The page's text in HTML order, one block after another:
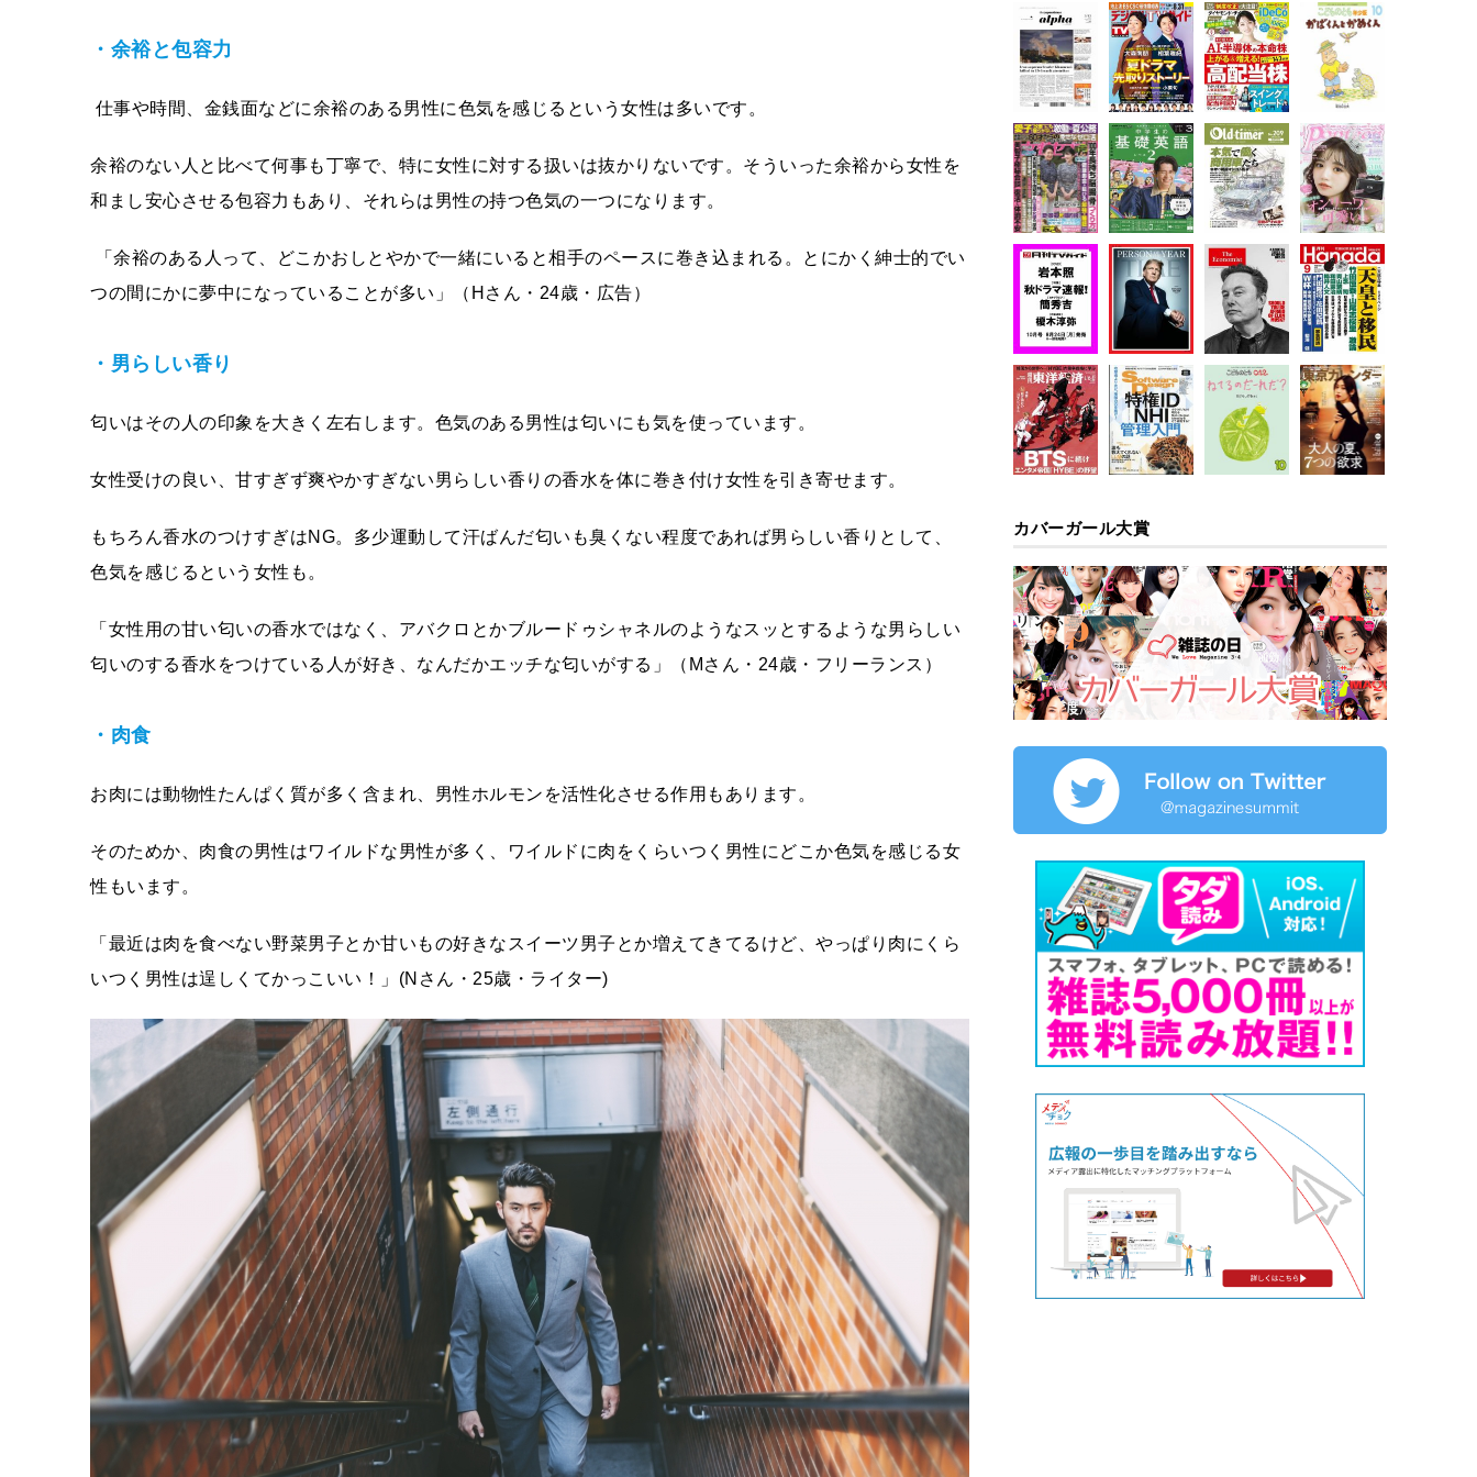
・余裕と包容力
仕事や時間、金銭面などに余裕のある男性に色気を感じるという女性は多いです。
余裕のない人と比べて何事も丁寧で、特に女性に対する扱いは抜かりないです。そういった余裕から女性を
和まし安心させる包容力もあり、それらは男性の持つ色気の一つになります。
「余裕のある人って、どこかおしとやかで一緒にいると相手のペースに巻き込まれる。とにかく紳士的でい
つの間にかに夢中になっていることが多い」（Hさん・24歳・広告）
・男らしい香り
匂いはその人の印象を大きく左右します。色気のある男性は匂いにも気を使っています。
女性受けの良い、甘すぎず爽やかすぎない男らしい香りの香水を体に巻き付け女性を引き寄せます。
もちろん香水のつけすぎはNG。多少運動して汗ばんだ匂いも臭くない程度であれば男らしい香りとして、
色気を感じるという女性も。
「女性用の甘い匂いの香水ではなく、アバクロとかブルードゥシャネルのようなスッとするような男らしい
匂いのする香水をつけている人が好き、なんだかエッチな匂いがする」（Mさん・24歳・フリーランス）
・肉食
お肉には動物性たんぱく質が多く含まれ、男性ホルモンを活性化させる作用もあります。
そのためか、肉食の男性はワイルドな男性が多く、ワイルドに肉をくらいつく男性にどこか色気を感じる女
性もいます。
「最近は肉を食べない野菜男子とか甘いもの好きなスイーツ男子とか増えてきてるけど、やっぱり肉にくら
いつく男性は逞しくてかっこいい！」(Nさん・25歳・ライター)
カバーガール大賞